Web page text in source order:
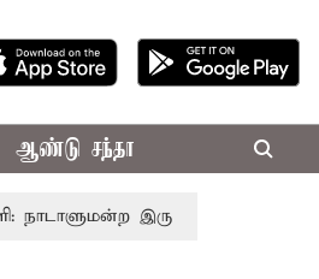
ஆண்டு சந்தா
இரு அவைகளும்